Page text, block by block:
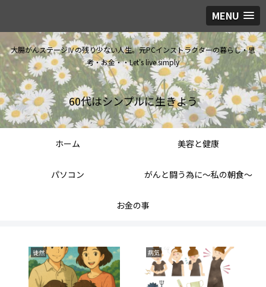
MENU
大腸がんステージⅣの残り少ない人生。元PCインストラクターの暮らし・思
考・お金・・Let's live simply
60代はシンプルに生きよう
ホーム 美容と健康
パソコン がんと闘う為に～私の朝食～
お金の事
徒然 病気